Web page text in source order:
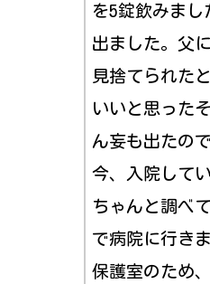
を5錠飲みま
出ました。父
見捨てられた
いいと思った
ん妄も出たので
今、入院して
ちゃんと調べ
で病院に行き
保護室のため